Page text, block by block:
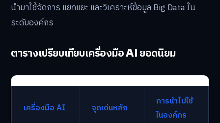
นำมาใช้จัดการ แยกแยะ และวิเคราะห์ข้อมูล Big Data ใน
ระดับองค์กร
ตารางเปรียบเทียบเครื่องมือ AI ยอดนิยม
เครื่องมือ AI จุดเด่นหลัก
การนำไปใช้
ในองค์กร